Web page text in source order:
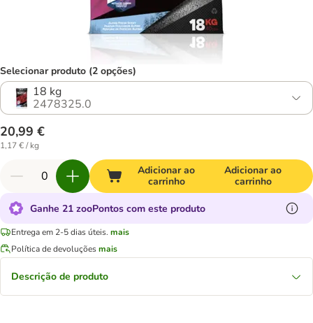
Selecionar produto (2 opções)
18 kg
2478325.0
20,99 €
1,17 € / kg
Adicionar ao
carrinho
Adicionar ao
carrinho
Ganhe 21 zooPontos com este produto
Entrega em 2-5 dias úteis. mais
Política de devoluçõesmais
Descrição de produto